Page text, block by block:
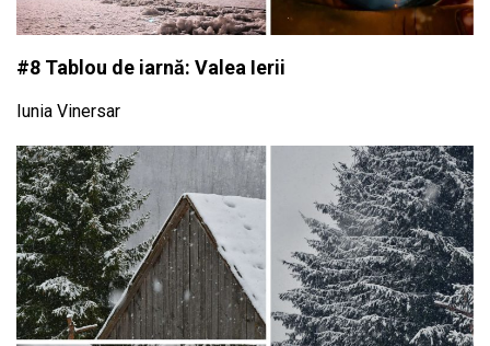
#8 Tablou de iarnă: Valea Ierii
Iunia Vinersar